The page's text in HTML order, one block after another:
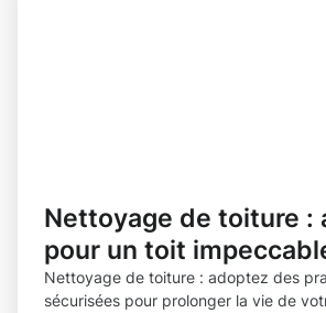
Nettoyage de toiture :
pour un toit
Nettoyage de toiture : adoptez des
sécurisées pour prolonger la vie de